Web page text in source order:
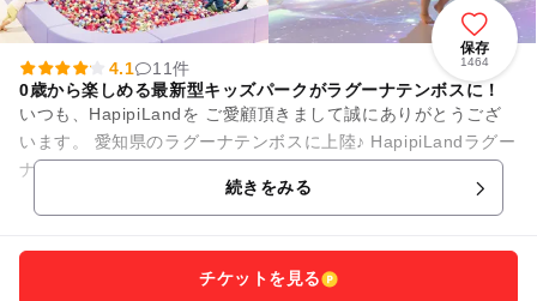
保存
1464
4.1
11件
0歳から楽しめる最新型キッズパークがラグーナテンボスに！
いつも、HapipiLandを ご愛顧頂きまして誠にありがとうござ
います。 愛知県のラグーナテンボスに上陸♪ HapipiLandラグー
ナ蒲郡は、12歳以下のお子様とそのご家族を対象と...
続きをみる
チケットを見る